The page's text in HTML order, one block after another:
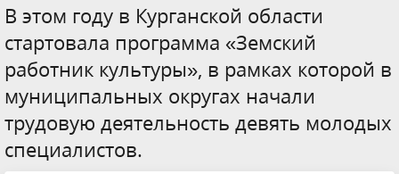
В этом году в Курганской области
стартовала программа «Земский
работник культуры», в рамках которой в
муниципальных округах начали
трудовую деятельность девять молодых
специалистов.